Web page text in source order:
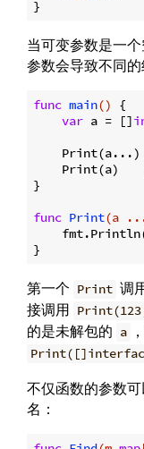
当可变参数是一
参数会导致不同的
func main()
{
var a = []
    Print(a...)
    Print(a)
}
func Print(a
第一个 Print 调
接调用
的是未解包的 a
不仅函数的参数
名：